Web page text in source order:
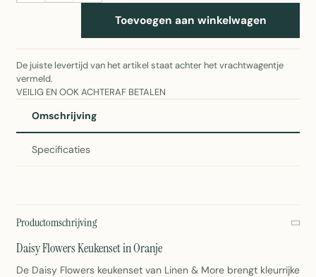
Toevoegen aan winkelwagen
De juiste levertijd van het artikel staat achter het vrachtwagentje
vermeld.
VEILIG EN OOK ACHTERAF BETALEN
Omschrijving
Specificaties
Productomschrijving
Daisy Flowers Keukenset in Oranje
De Daisy Flowers keukenset van Linen & More brengt kleurrijke